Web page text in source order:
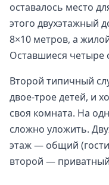
оставалось место
этого двухэтажный
8×10 метров, а
Оставшиеся четыре
Второй типичный
двое-трое детей, и
своя комната. На
сложно уложить.
этаж — общий
второй —